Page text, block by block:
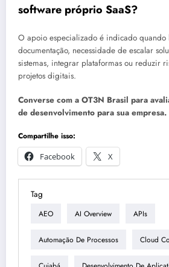
software próprio SaaS?
O apoio especializado é indicado quando
documentação, necessidade de escalar
sistemas, integrar plataformas ou reduzir
projetos digitais.
Converse com a OT3N Brasil para
de desenvolvimento para sua empresa.
Compartilhe isso:
Facebook
X
Tag
AEO AI Overview APIs
Automação De Processos Cloud